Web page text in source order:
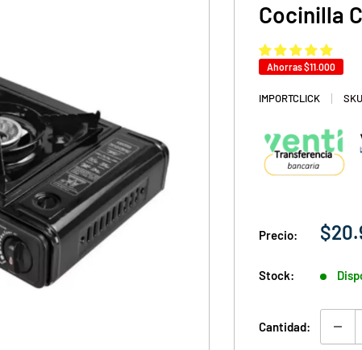
Cocinilla
Ahorras$11.000
IMPORTCLICK
Precio:
Stock:
Cantidad: